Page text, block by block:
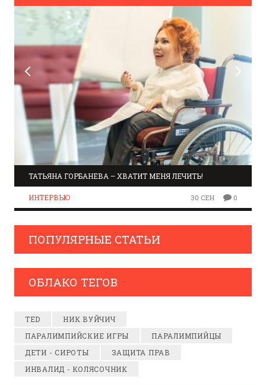
ТАТЬЯНА ГОРБАНЕВА – ХВАТИТ МЕНЯ ЛЕЧИТЬ!
ИНТЕРВЬЮ 30 СЕН 0
ПОПУЛЯРНЫЕ СТАТЬИ
ОБЛАКО ТЕГОВ
TED
НИК ВУЙЧИЧ
ПАРАЛИМПИЙСКИЕ ИГРЫ
ПАРАЛИМПИЙЦЫ
ДЕТИ - СИРОТЫ
ЗАЩИТА ПРАВ
ИНВАЛИД - КОЛЯСОЧНИК